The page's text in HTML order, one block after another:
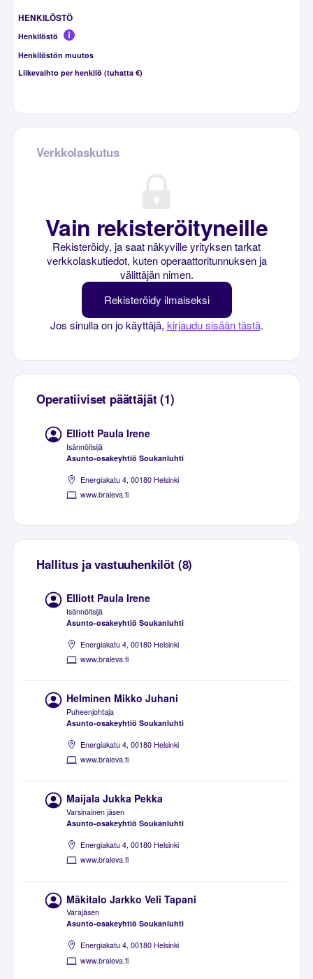
HENKILÖSTÖ
Henkilöstö
Henkilöstön muutos
Liikevaihto per henkilö (tuhatta €)
Verkkolaskutus
Vain rekisteröityneille
Rekisteröidy, ja saat näkyville yrityksen tarkat
verkkolaskutiedot, kuten operaattoritunnuksen ja
välittäjän nimen.
Rekisteröidy ilmaiseksi
Jos sinulla on jo käyttäjä, kirjaudu sisään tästä.
Operatiiviset päättäjät (1)
Elliott Paula Irene
Isännöitsijä
Asunto-osakeyhtiö Soukanluhti
Energiakatu 4, 00180 Helsinki
www.braleva.fi
Hallitus ja vastuuhenkilöt (8)
Elliott Paula Irene
Isännöitsijä
Asunto-osakeyhtiö Soukanluhti
Energiakatu 4, 00180 Helsinki
www.braleva.fi
Helminen Mikko Juhani
Puheenjohtaja
Asunto-osakeyhtiö Soukanluhti
Energiakatu 4, 00180 Helsinki
www.braleva.fi
Maijala Jukka Pekka
Varsinainen jäsen
Asunto-osakeyhtiö Soukanluhti
Energiakatu 4, 00180 Helsinki
www.braleva.fi
Mäkitalo Jarkko Veli Tapani
Varajäsen
Asunto-osakeyhtiö Soukanluhti
Energiakatu 4, 00180 Helsinki
www.braleva.fi